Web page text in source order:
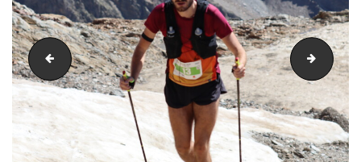
PIC_2019